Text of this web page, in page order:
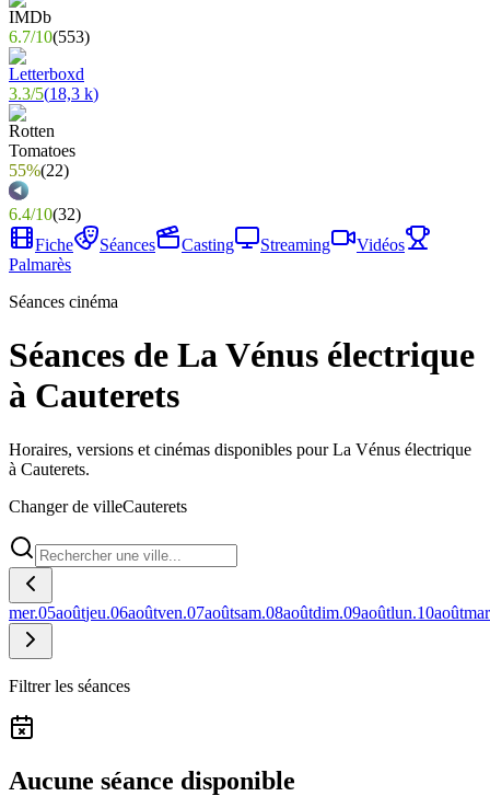
6.7/10(553)
3.3/5(18,3 k)
55%(22)
6.4/10(32)
Fiche
Séances Casting Streaming
Vidéos
Palmarès
Séances cinéma
Séances de La Vénus électrique
à Cauterets
Horaires, versions et cinémas disponibles pour La Vénus électrique
à Cauterets.
Changer de villeCauterets
mer.05aoûtjeu.06aoûtven.07aoûtsam.08aoûtdim.09aoûtlun.10août
Filtrer les séances
Aucune séance disponible